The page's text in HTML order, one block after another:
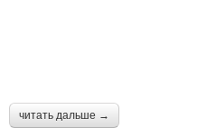
читать дальше →